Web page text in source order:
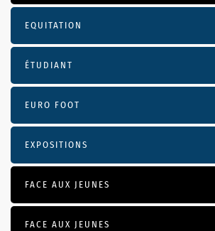
EQUITATION
ÉTUDIANT
EURO FOOT
EXPOSITIONS
FACE AUX JEUNES
FACE AUX JEUNES